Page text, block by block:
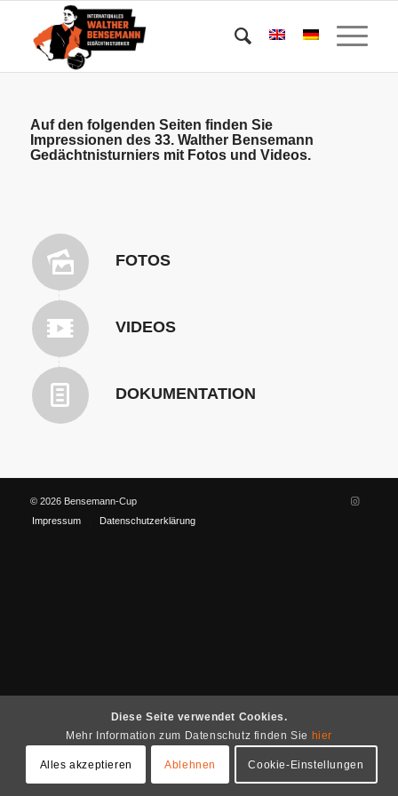
Auf den folgenden Seiten finden Sie
Impressionen des 33. Walther Bensemann
Gedächtnisturniers mit Fotos und Videos.
FOTOS
VIDEOS
DOKUMENTATION
© 2026 Bensemann-Cup
Impressum
Datenschutzerklärung
Diese Seite verwendet Cookies.
Mehr Information zum Datenschutz finden Sie hier
Alles akzeptieren Ablehnen Cookie-Einstellungen